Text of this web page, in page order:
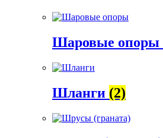
Шаровые опоры
Шланги (2)